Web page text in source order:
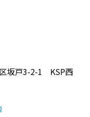
坂戸3-2-1 KSP西